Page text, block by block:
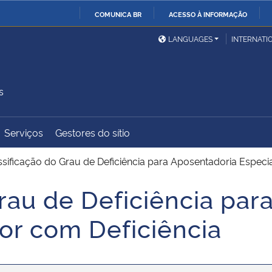
COMUNICA BR ACESSO À INFORMAÇÃO
Ministério da Defesa
Ministério das Relações
Exteriores
Ministério do
Desenvolvimento Regional
União
Advocacia-Geral da União Banco Central do Brasil
LANGUAGES
Serviços Gestores do sítio
do Grau de Deficiência para Aposentadoria
de Deficiência
com Deficiência